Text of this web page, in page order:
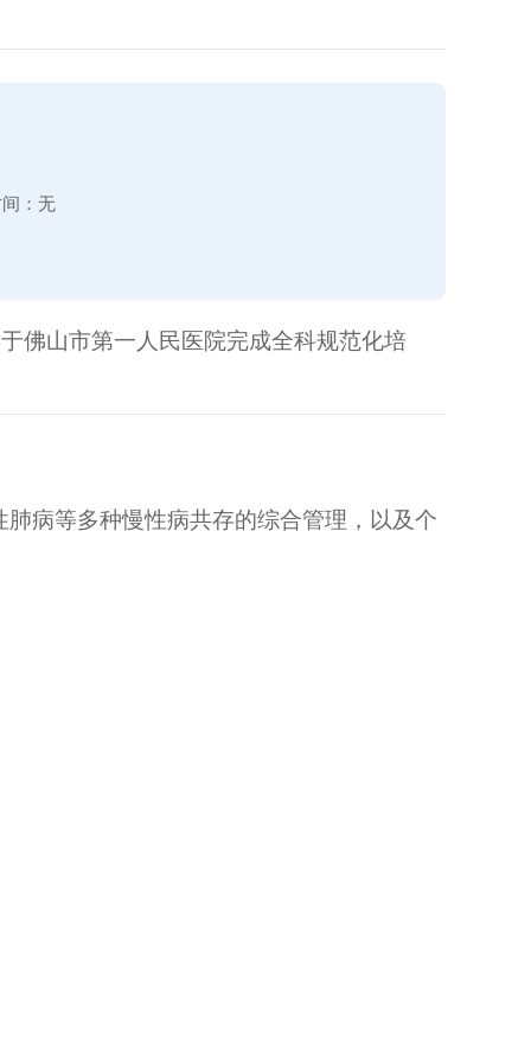
：无
佛山市第一人民医院完成全科规范化培
病等多种慢性病共存的综合管理，以及个